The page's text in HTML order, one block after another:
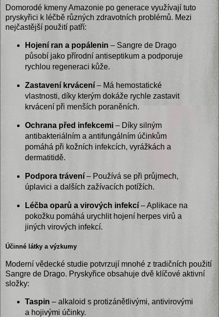
Domorodé kmeny Amazonie po generace využívají tuto
pryskyřici k léčbě různých zdravotních problémů. Mezi
nejčastější použití patří:
Hojení ran a popálenin – Sangre de Drago
působí jako přírodní antiseptikum a podporuje
rychlou regeneraci kůže.
Zastavení krvácení– Má hemostatické
vlastnosti, díky kterým dokáže rychle zastavit
krvácení při menších poraněních.
Ochrana před infekcemi– Díky silným
antibakteriálním a antifungálním účinkům
pomáhá při kožních infekcích, vyrážkách a
dermatitidě.
Podpora trávení– Používá se při průjmech,
úplavici a dalších zažívacích potížích.
Léčba oparů a virových infekcí– Aplikace na
pokožku pomáhá urychlit hojení herpes virů a
jiných virových infekcí.
Účinné látky a výzkumy
Moderní vědecké studie potvrzují mnohé z tradičních použití
Sangre de Drago. Pryskyřice obsahuje dvě klíčové aktivní
složky:
Taspin – alkaloid s protizánětlivými, antivirovými
a hojivými účinky.